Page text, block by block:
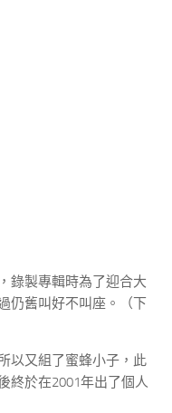
錄製專輯時為了迎合大
仍舊叫好不叫座。（下
以又組了蜜蜂小子，此
終於在2001年出了個人